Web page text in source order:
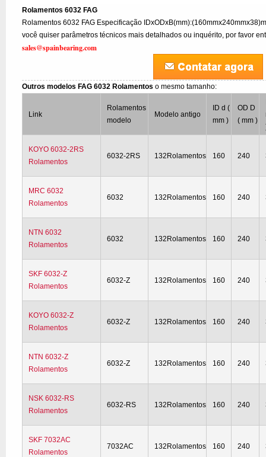
Rolamentos 6032 FAG
Rolamentos 6032 FAG Especificação
você quiser parâmetros técnicos mais detalhados ou inquérito, por favor
sales@spainbearing.com
Outros modelos FAG 6032 Rolamentoso mesmo tamanho:
Link
Rolamentos
modelo
Modelo antigo
ID d (
mm )
OD D
( mm )
KOYO 6032-2RS
Rolamentos
6032-2RS 132Rolamentos 160 240
MRC 6032
Rolamentos
6032 132Rolamentos 160 240
NTN 6032
Rolamentos
6032 132Rolamentos 160 240
SKF 6032-Z
Rolamentos
6032-Z 132Rolamentos 160 240
KOYO 6032-Z
Rolamentos
6032-Z 132Rolamentos 160 240
NTN 6032-Z
Rolamentos
6032-Z 132Rolamentos 160 240
NSK 6032-RS
Rolamentos
6032-RS 132Rolamentos 160 240
SKF 7032AC
Rolamentos
7032AC 132Rolamentos 160 240